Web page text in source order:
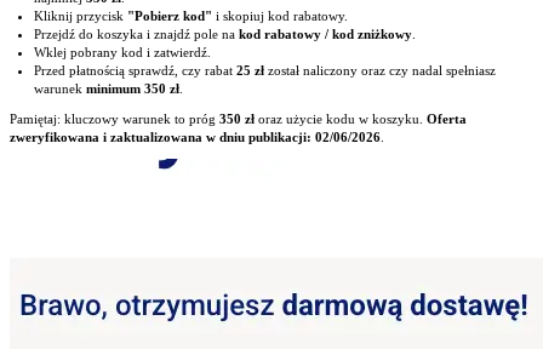
Kliknij przycisk "Pobierz kod" i skopiuj kod rabatowy.
Przejdź do koszyka i znajdź pole na kod rabatowy / kod zniżkowy
Wklej pobrany kod i zatwierdź.
Przed płatnością sprawdź, czy rabat 25 zł został naliczony oraz czy nadal spełniasz
warunek minimum 350 zł
Pamiętaj: kluczowy warunek to próg 350 zł oraz użycie kodu w koszyku. Oferta
zweryfikowana i zaktualizowana w dniu publikacji: 02/06/2026